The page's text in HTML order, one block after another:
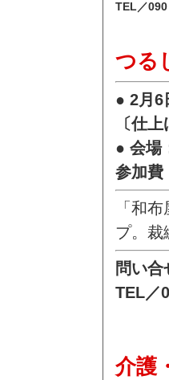
TEL／
つる
● 2月6
〔仕
● 会場
参加費
「和
プ。裁
問い合
TEL／
介護